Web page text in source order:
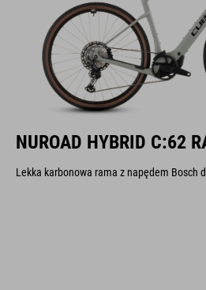
NUROAD HYBRID C:62
Lekka karbonowa rama z napędem Bosch